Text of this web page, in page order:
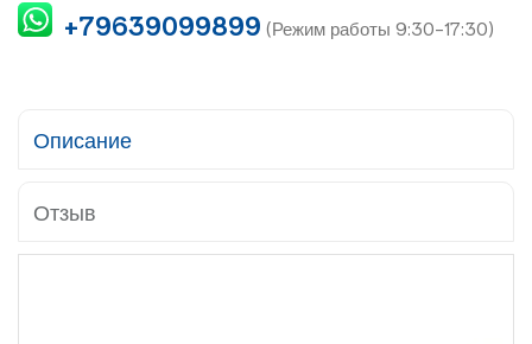
+79639099899 (Режим работы 9:30-17:30)
Описание
Отзыв